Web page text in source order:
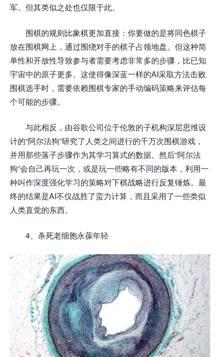
军。但其类似之处也仅限于此。
围棋的规则比象棋更加直接：你要做的是将同色棋子
放在围棋网上，通过围绕对手的棋子占领地盘。但这种简
单性和开放性导致参与者需要考虑非常多的步骤，比已知
宇宙中的原子更多。这使得像深蓝一样的AI采取方法击败
围棋选手时，需要依赖围棋专家的手动编码策略来评估每
个可能的步骤。
与此相反，由谷歌公司位于伦敦的子机构深层思维设
计的“阿尔法狗”研究了人类之间进行的千万次围棋游戏，
并用那些落子步骤作为其学习算式的数据。然后“阿尔法
狗”会自己再玩一次，或是玩一些略有不同的版本，利用一
种叫作深度强化学习的策略对下棋战略进行反复锤炼。最
终的结果是AI不仅战胜了蛮力计算，而且采用了一些类似
人类直觉的东西。
4、杀死老细胞永葆年轻